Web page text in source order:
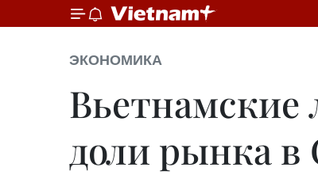
ЭКОНОМИКА
Вьетнамские
доли рынка в